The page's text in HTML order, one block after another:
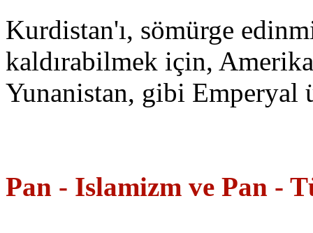
Kurdistan'ı, sömürge
kaldırabilmek için,
Yunanistan, gibi Emperyal
Pan - Islamizm ve Pan -